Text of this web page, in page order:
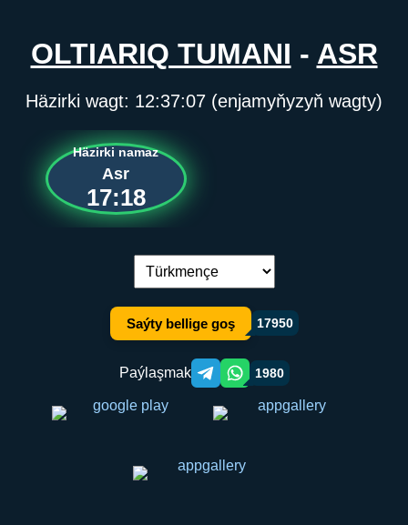
OLTIARIQ TUMANI - ASR
Häzirki wagt: 12:37:07 (enjamyňyzyň wagty)
Häzirki namaz
Asr
17:18
Dil çalşyryş:
Saýty bellige goş 17950
Paýlaşmak Telegram orqali ulashish
WhatsApp orqali ulashish
1980